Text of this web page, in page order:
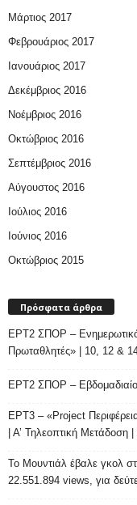
Μάρτιος 2017
Φεβρουάριος 2017
Ιανουάριος 2017
Δεκέμβριος 2016
Νοέμβριος 2016
Οκτώβριος 2016
Σεπτέμβριος 2016
Αύγουστος 2016
Ιούλιος 2016
Ιούνιος 2016
Οκτώβριος 2015
Πρόσφατα άρθρα
ΕΡΤ2 ΣΠΟΡ – Ενημερωτικό
Πρωταθλητές» | 10, 12 &
ΕΡΤ2 ΣΠΟΡ –
ΕΡΤ3 – «Project
| Α’ Τηλεοπτική Μετάδοση
Το Μουντιάλ έβαλε γκολ
22.551.894 views, για